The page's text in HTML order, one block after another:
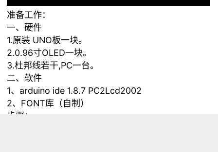
准备工作：
一、硬件
1.原装 UNO板一块。
2.0.96寸OLED一块。
3.杜邦线若干,PC一台。
二、软件
1、arduino ide 1.8.7 PC2Lcd2002
2、FONT库（自制）
步骤：